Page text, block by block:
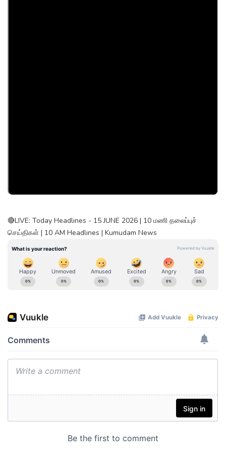
🔴LIVE: Today Headlines - 15 JUNE 2026 | 10 மணி தலைப்புச்
செய்திகள் | 10 AM Headlines | Kumudam News